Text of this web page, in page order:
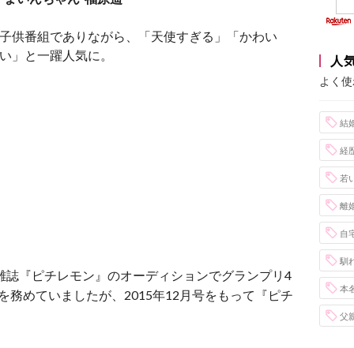
子供番組でありながら、「天使すぎる」「かわい
い」と一躍人気に。
『ピチレモン』のオーディションでグランプリ4
務めていましたが、2015年12月号をもって『ピチ
人
よく
結
経
若
離
自
馴
本
父